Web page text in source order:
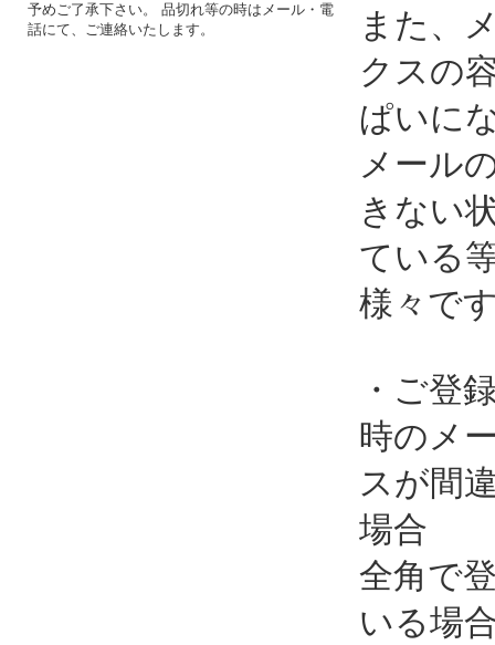
予めご了承下さい。 品切れ等の時はメール・電
話にて、ご連絡いたします。
また、
クスの
ぱいに
メール
きない
ている
様々で
・ご登
時のメ
スが間
場合
全角で
いる場